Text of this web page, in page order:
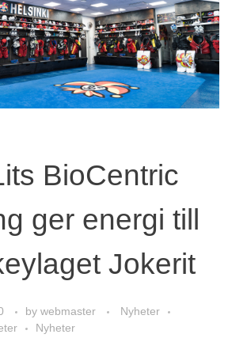
BioCentric
ger energi till
Jokerit
by webmaster
Nyheter
Nyheter